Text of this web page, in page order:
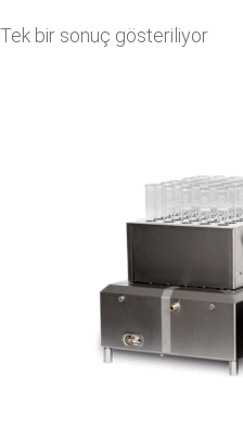
Tek bir sonuç gösteriliyor